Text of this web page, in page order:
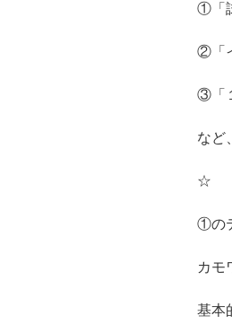
①「
②「
③「
など
☆
①の
カモ
基本